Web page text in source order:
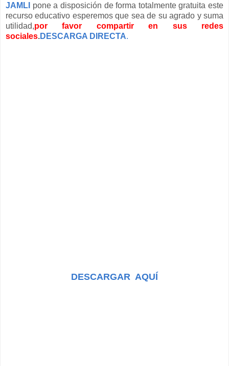
JAMLI pone a disposición de forma totalmente gratuita este
recurso educativo esperemos que sea de su agrado y suma
utilidad,por favor compartir en sus redes
sociales.DESCARGA DIRECTA.
DESCARGAR AQUÍ